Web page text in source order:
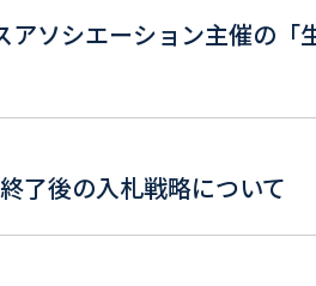
アソシエーション主催の
了後の入札戦略について